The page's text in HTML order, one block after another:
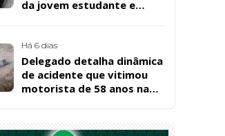
da jovem estudante e
Santos, em Patos
Há 6 dias
Delegado detalha dinâmica
de acidente que vitimou
motorista de 58 anos na